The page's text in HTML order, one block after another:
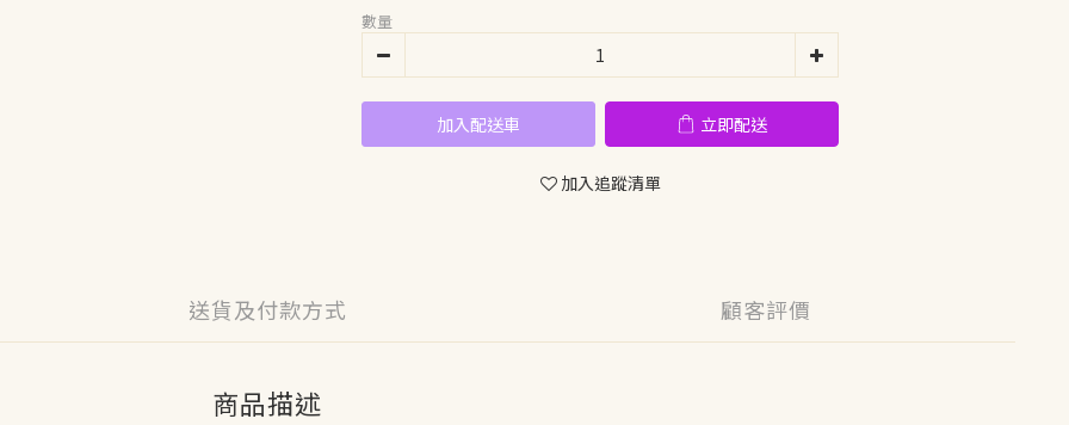
數量
加入配送車 立即配送
加入追蹤清單
送貨及付款方式 顧客評價
商品描述